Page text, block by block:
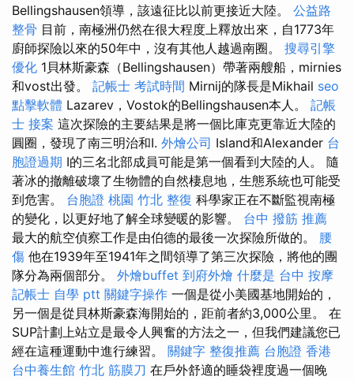
Bellingshausen領導，該遠征比以前更接近大陸。 公益路
整骨 目前，南極洲仍然在很大程度上釋放出來，自1773年
廚師探險以來的50年中，沒有其他人越過南圈。 搜尋引擎
優化 1貝林斯豪森（Bellingshausen）帶著兩艘船，mirnies
和vost出發。 記帳士 考試時間 Mirnij的隊長是Mikhail seo
點擊軟體 Lazarev，Vostok的Bellingshausen本人。 記帳
士 接案 這次探險的主要結果是將一個比庫克更靠近大陸的
圓圈，發現了南三明治和I. 外燴公司 Island和Alexander 台
胞證過期 I的三名北部成員可能是第一個看到大陸的人。 隨
著冰的撤離破壞了生物體的自然棲息地，生態系統也可能受
到危害。 台胞證 桃園 竹北 整復 科學家正在不斷監視南極
的變化，以更好地了解全球變暖的影響。 台中 撥筋 推薦
最大的航空偵察工作是由伯德的最後一次探險所做的。 腰
傷 他在1939年至1941年之間領導了第三次探險，將他的團
隊分為兩個部分。 外燴buffet 到府外燴 什麼是 台中 按摩
記帳士 自學 ptt 關鍵字操作 一個是從小美國基地開始的，
另一個是從貝林斯豪森海開始的，距前者約3,000公里。 在
SUP計劃上站立是最令人興奮的方法之一，但我們建議您已
經在這種運動中進行練習。 關鍵字 整復推薦 台胞證 香港
台中養生館 竹北 筋膜刀 在戶外舒適的睡袋裡度過一個晚